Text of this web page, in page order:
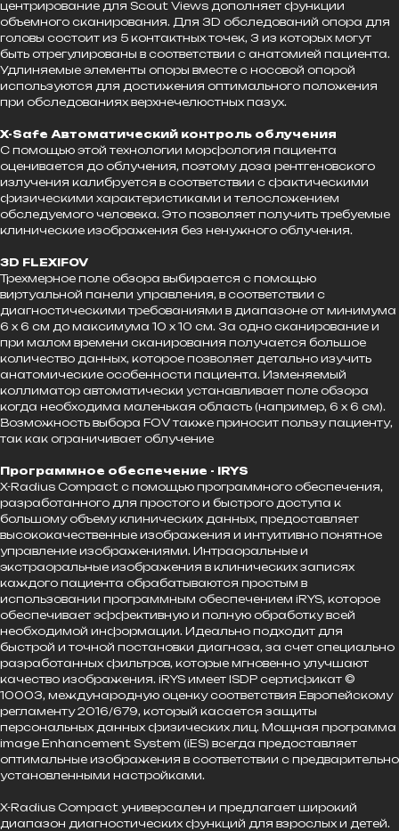
центрирование для Scout Views дополняет функции
объемного сканирования. Для 3D обследований опора для
головы состоит из 5 контактных точек, 3 из которых могут
быть отрегулированы в соответствии с анатомией пациента.
Удлиняемые элементы опоры вместе с носовой опорой
используются для достижения оптимального положения
при обследованиях верхнечелюстных пазух.
X-Safe Автоматический контроль облучения
С помощью этой технологии морфология пациента
оценивается до облучения, поэтому доза рентгеновского
излучения калибруется в соответствии с фактическими
физическими характеристиками и телосложением
обследуемого человека. Это позволяет получить требуемые
клинические изображения без ненужного облучения.
3D FLEXIFOV
Трехмерное поле обзора выбирается с помощью
виртуальной панели управления, в соответствии с
диагностическими требованиями в диапазоне от минимума
6 х 6 см до максимума 10 х 10 см. За одно сканирование и
при малом времени сканирования получается большое
количество данных, которое позволяет детально изучить
анатомические особенности пациента. Изменяемый
коллиматор автоматически устанавливает поле обзора
когда необходима маленькая область (например, 6 х 6 см).
Возможность выбора FOV также приносит пользу пациенту,
так как ограничивает облучение
Программное обеспечение - IRYS
X-Radius Compact с помощью программного обеспечения,
разработанного для простого и быстрого доступа к
большому объему клинических данных, предоставляет
высококачественные изображения и интуитивно понятное
управление изображениями. Интраоральные и
экстраоральные изображения в клинических записях
каждого пациента обрабатываются простым в
использовании программным обеспечением iRYS, которое
обеспечивает эффективную и полную обработку всей
необходимой информации. Идеально подходит для
быстрой и точной постановки диагноза, за счет специально
разработанных фильтров, которые мгновенно улучшают
качество изображения. iRYS имеет ISDP сертификат ©
10003, международную оценку соответствия Европейскому
регламенту 2016/679, который касается защиты
персональных данных физических лиц. Мощная программа
image Enhancement System (iES) всегда предоставляет
оптимальные изображения в соответствии с предварительно
установленными настройками.
X-Radius Compact универсален и предлагает широкий
диапазон диагностических функций для взрослых и детей.